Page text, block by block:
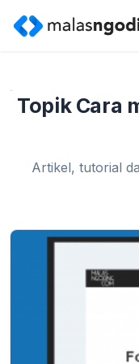
Topik Cara
Artikel, tutorial